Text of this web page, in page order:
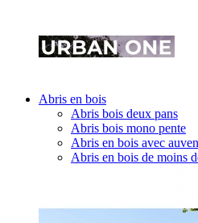
Abris en bois
Abris bois deux pans
Abris bois mono pente
Abris en bois avec
Abris en bois de moins